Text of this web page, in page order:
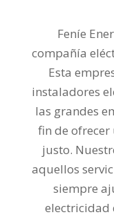
Feníe
compañía
Esta
instaladores
las grandes
fin de
justo.
aquellos
siempre
electricidad